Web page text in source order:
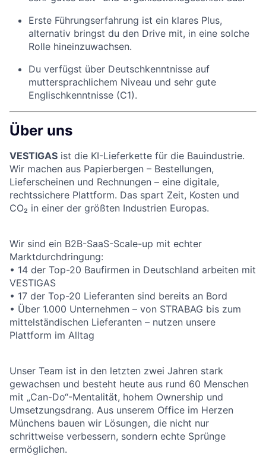
Erste Führungserfahrung ist ein klares Plus,
alternativ bringst du den Drive mit, in eine solche
Rolle hineinzuwachsen.
Du verfügst über Deutschkenntnisse auf
muttersprachlichem Niveau und sehr gute
Englischkenntnisse (C1).
Über uns
VESTIGAS ist die KI-Lieferkette für die Bauindustrie.
Wir machen aus Papierbergen – Bestellungen,
Lieferscheinen und Rechnungen – eine digitale,
rechtssichere Plattform. Das spart Zeit, Kosten und
CO₂ in einer der größten Industrien Europas.
Wir sind ein B2B-SaaS-Scale-up mit echter
Marktdurchdringung:
• 14 der Top-20 Baufirmen in Deutschland arbeiten mit
VESTIGAS
• 17 der Top-20 Lieferanten sind bereits an Bord
• Über 1.000 Unternehmen – von STRABAG bis zum
mittelständischen Lieferanten – nutzen unsere
Plattform im Alltag
Unser Team ist in den letzten zwei Jahren stark
gewachsen und besteht heute aus rund 60 Menschen
mit „Can-Do“-Mentalität, hohem Ownership und
Umsetzungsdrang. Aus unserem Office im Herzen
Münchens bauen wir Lösungen, die nicht nur
schrittweise verbessern, sondern echte Sprünge
ermöglichen.